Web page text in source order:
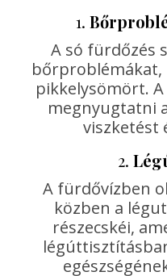
1.
A só fürdőzés
bőrproblémákat,
pikkelysömört.
megnyugtatni
viszketést
2.
A fürdővízben
közben a
részecskéi,